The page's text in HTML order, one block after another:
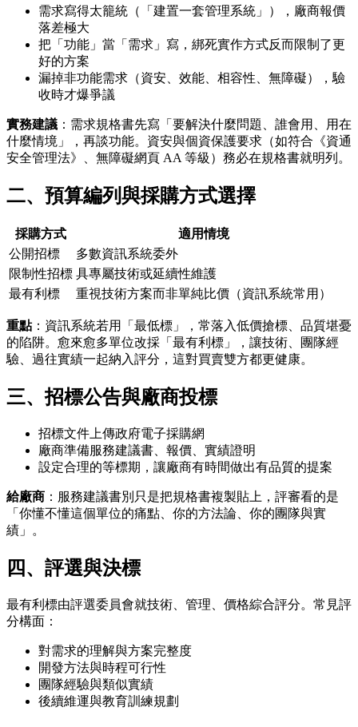
需求寫得太籠統（「建置一套管理系統」），廠商報價
落差極大
把「功能」當「需求」寫，綁死實作方式反而限制了更
好的方案
漏掉非功能需求（資安、效能、相容性、無障礙），驗
收時才爆爭議
實務建議 ：需求規格書先寫「要解決什麼問題、誰會用、用在
什麼情境」，再談功能。資安與個資保護要求（如符合《資通
安全管理法》、無障礙網頁 AA 等級）務必在規格書就明列。
二、預算編列與採購方式選擇
採購方式
適用情境
公開招標
多數資訊系統委外
限制性招標 具專屬技術或延續性維護
最有利標
重視技術方案而非單純比價（資訊系統常用）
重點：資訊系統若用「最低標」，常落入低價搶標、品質堪憂
的陷阱。愈來愈多單位改採「最有利標」，讓技術、團隊經
驗、過往實績一起納入評分，這對買賣雙方都更健康。
三、招標公告與廠商投標
招標文件上傳政府電子採購網
廠商準備服務建議書、報價、實績證明
設定合理的等標期，讓廠商有時間做出有品質的提案
給廠商 ：服務建議書別只是把規格書複製貼上，評審看的是
「你懂不懂這個單位的痛點、你的方法論、你的團隊與實
績」。
四、評選與決標
最有利標由評選委員會就技術、管理、價格綜合評分。常見評
分構面：
對需求的理解與方案完整度
開發方法與時程可行性
團隊經驗與類似實績
後續維運與教育訓練規劃